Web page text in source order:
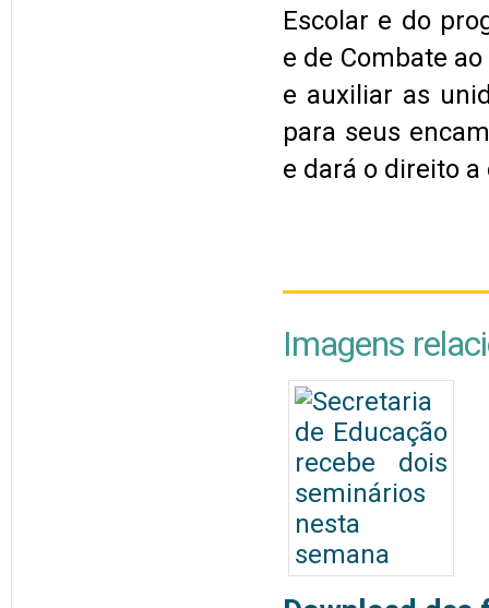
Escolar e do
e de Combate
e auxiliar as
para seus
e dará o direito
Imagens